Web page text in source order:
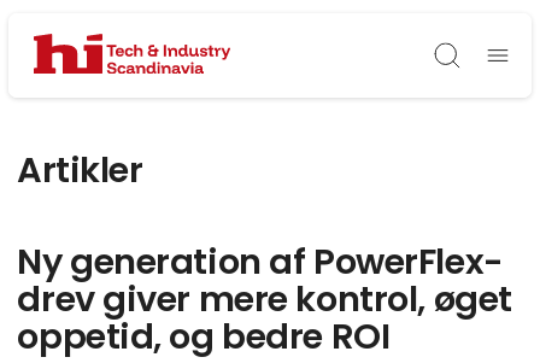
Søg
Artikler
Ny generation af PowerFlex-
drev giver mere kontrol, øget
oppetid, og bedre ROI